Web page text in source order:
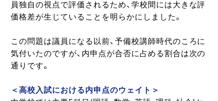
員独自の視点で評価されるため、学校間には大きな評
価格差が生じていることを明らかにしました。
この問題は議員になる以前、予備校講師時代のころに
気付いたのですが、内申点が合否に占める割合は次の
通りです。
＜高校入試における内申点のウェイト＞